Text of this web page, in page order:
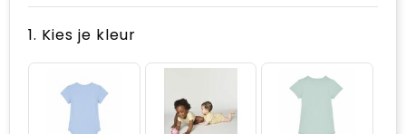
1. Kies je kleur